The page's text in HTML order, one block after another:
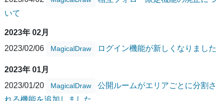
いて
2023年 02月
2023/02/06
MagicalDraw ログイン機能が新しくなりました
2023年 01月
2023/01/20
MagicalDraw
公開ルームがエリアごとに分割さ
れる機能を追加しました